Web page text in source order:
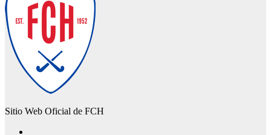
Sitio Web Oficial de FCH